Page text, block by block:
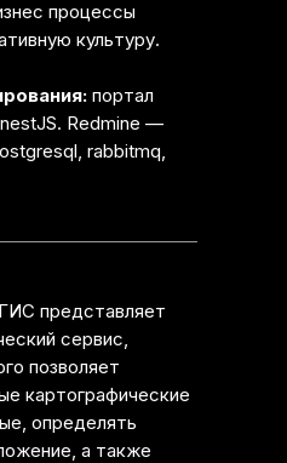
процессы
культуру.
портал
Redmine —
rabbitmq,
представляет
сервис,
позволяет
картографические
определять
а также